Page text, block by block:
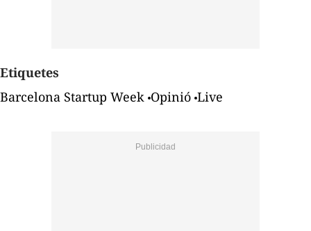
Etiquetes
Barcelona Startup Week Opinió Live